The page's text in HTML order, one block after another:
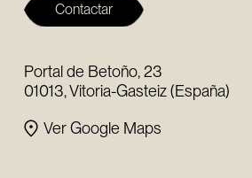
Contactar
Portal de Betoño, 23
01013, Vitoria-Gasteiz (España)
Ver Google Maps